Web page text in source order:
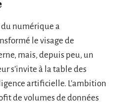
du numérique a
le visage de
mais, depuis peu, un
s’invite à la table des
artificielle. L’ambition
de volumes de données